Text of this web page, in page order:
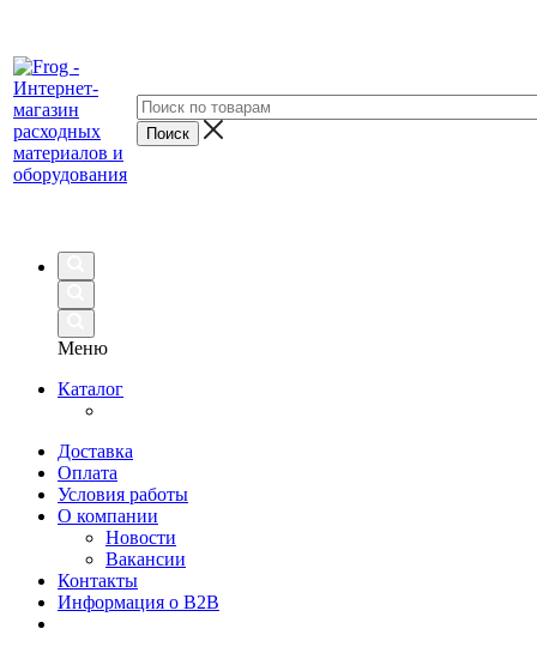
Меню
Каталог
Доставка
Оплата
Условия работы
О компании
Новости
Вакансии
Контакты
Информация о B2B